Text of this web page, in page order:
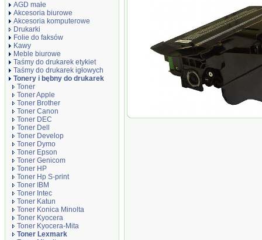
AGD małe
Akcesoria biurowe
Akcesoria komputerowe
Drukarki
Folie do faksów
Kawy
Meble biurowe
Taśmy do drukarek etykiet
Taśmy do drukarek igłowych
Tonery i bębny do drukarek
Toner
Toner Apple
Toner Brother
Toner Canon
Toner DEC
Toner Dell
Toner Develop
Toner Dymo
Toner Epson
Toner Genicom
Toner HP
Toner Hp S-print
Toner IBM
Toner Intec
Toner Katun
Toner Konica Minolta
Toner Kyocera
Toner Kyocera-Mita
Toner Lexmark
Toner zamiennik DTX654L